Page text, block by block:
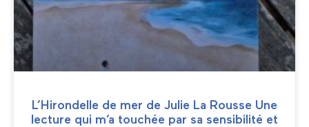
L’Hirondelle de mer de Julie La Rousse Une
lecture qui m’a touchée par sa sensibilité et